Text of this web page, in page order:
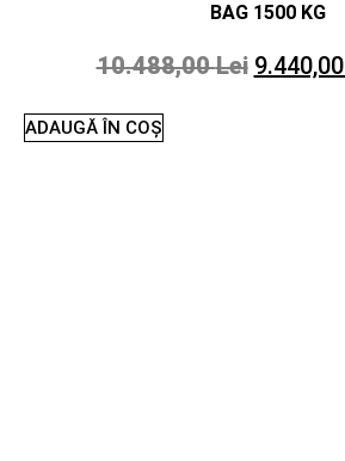
BAG 1500 KG
10.488,00Lei 9.440,00
ADAUGĂ ÎN COȘ